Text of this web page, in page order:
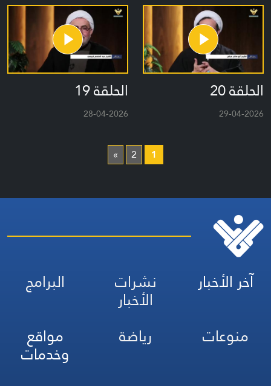
الحلقة 20
29-04-2026
الحلقة 19
28-04-2026
1
2
»
آخر الأخبار نشرات
الأخبار
البرامج
منوعات
رياضة مواقع
وخدمات